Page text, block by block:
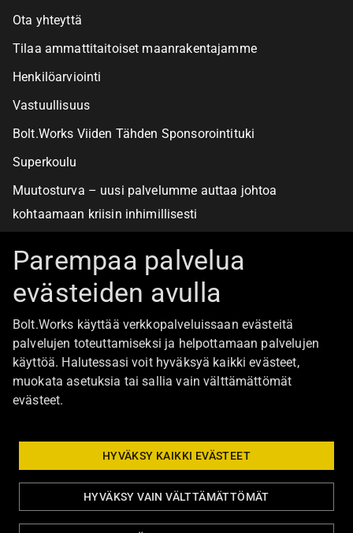
Ota yhteyttä
Tilaa ammattitaitoiset maanrakentajamme
Henkilöarviointi
Vastuullisuus
Bolt.Works Viiden Tähden Sponsorointituki
Superkoulu
Muutosturva – uusi palvelumme auttaa johtoa
kohtaamaan kriisin inhimillisesti
Boltista
Töihin Bolt.Worksin toimistolle
Ajankohtaista
Ota yhteyttä
Bolt Group hallitus
Tietosuoja ja evästeasetukset Eettiset ohjeet
Parempaa palvelua
evästeiden avulla
Bolt.Works käyttää verkkopalveluissaan evästeitä
palvelujen toteuttamiseksi ja helpottamaan palvelujen
käyttöä. Halutessasi voit hyväksyä kaikki evästeet,
muokata asetuksia tai sallia vain välttämättömät
evästeet.
HYVÄKSY KAIKKI EVÄSTEET
HYVÄKSY VAIN VÄLTTÄMÄTTÖMÄT